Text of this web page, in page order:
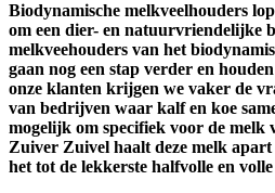
Biodynamische melkveelhouders
om een dier- en natuurvriendelijke
melkveehouders van het
gaan nog een stap verder en
onze klanten krijgen we vaker de
van bedrijven waar kalf en koe
mogelijk om specifiek voor de melk
Zuiver Zuivel haalt deze melk
het tot de lekkerste halfvolle en